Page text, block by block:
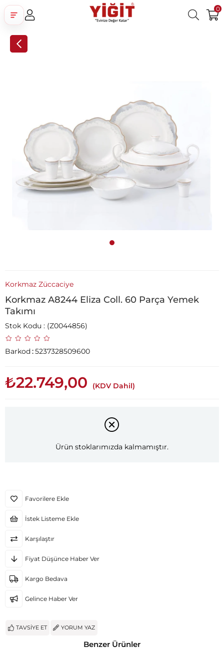
0
Korkmaz Züccaciye
Korkmaz A8244 Eliza Coll. 60 Parça Yemek
Takımı
Stok Kodu (Z0044856)
Barkod:5237328509600
₺22.749,00 (KDV Dahil)
Ürün stoklarımızda kalmamıştır.
Favorilere Ekle
İstek Listeme Ekle
Karşılaştır
Fiyat Düşünce Haber Ver
Kargo Bedava
Gelince Haber Ver
TAVSIYE ET YORUM YAZ
Benzer Ürünler